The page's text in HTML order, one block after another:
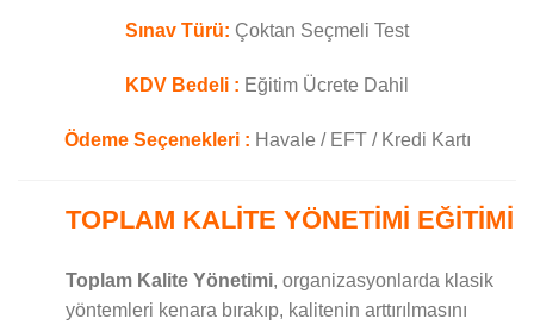
Sınav Türü: Çoktan Seçmeli Test
KDV Bedeli : Eğitim Ücrete Dahil
Ödeme Seçenekleri : Havale / EFT / Kredi Kartı
TOPLAM KALİTE YÖNETİMİ EĞİTİMİ
Toplam Kalite Yönetimi, organizasyonlarda klasik
yöntemleri kenara bırakıp, kalitenin arttırılmasını